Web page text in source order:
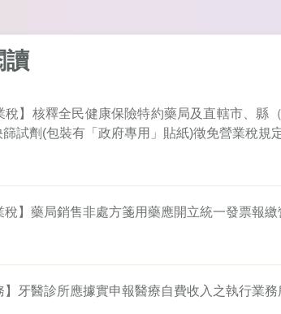
讀
稅】核釋全民健康保險特約藥局及直轄市、縣
試劑(包裝有「政府專用」貼紙)徵免營業稅規
稅】藥局銷售非處方箋用藥應開立統一發票報繳
】牙醫診所應據實申報醫療自費收入之執行業